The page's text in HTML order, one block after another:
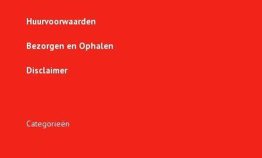
Huurvoorwaarden
Bezorgen en Ophalen
Disclaimer
Categorieën